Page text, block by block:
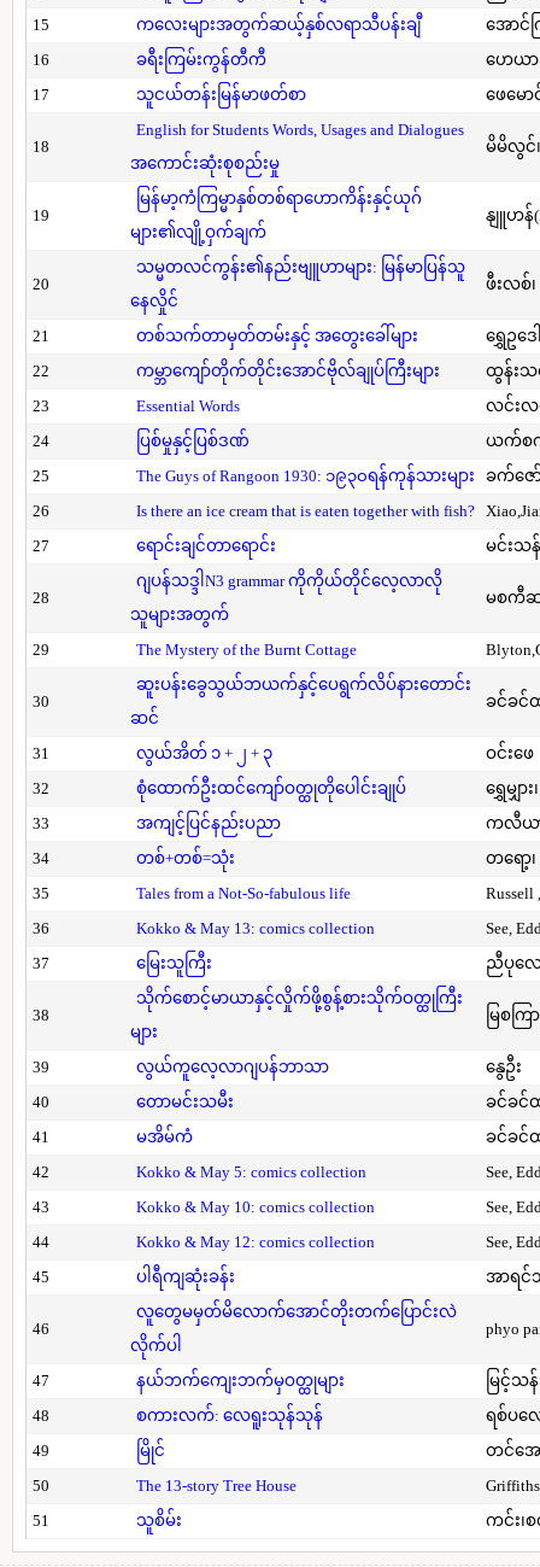
15
ကလေးများအတွက်ဆယ့်နှစ်လရာသီပန်းချီ
အောင်
16
ခရီးကြမ်းကွန်တီကီ
ဟေယာ
17
သူငယ်တန်းမြန်မာဖတ်စာ ဖေမော
18
English for Students Words, Usages and Dialogues
အကောင်းဆုံးစုစည်းမှု
မိမိလွင်၊
19
မြန်မာ့ကံကြမ္မာနှစ်တစ်ရာဟောကိန်းနှင့်ယုဂ်
များ၏လျို့ဝှက်ချက်
နျူဟန်
20
သမ္မတလင်ကွန်း၏နည်းဗျူဟာများ: မြန်မာပြန်သူ
နေလှိုင်
ဖီးလစ်
21 တစ်သက်တာမှတ်တမ်းနှင့် အတွေးခေါ်များ
ရွှေဥဒေ
22
ကမ္ဘာကျော်တိုက်တိုင်းအောင်ဗိုလ်ချုပ်ကြီးများ
ထွန်းသ
23
Essential Words
လင်းလ
24
ပြစ်မှုနှင့်ပြစ်ဒဏ်
ယက်စကီ
25
The Guys of Rangoon 1930: ၁၉၃၀ရန်ကုန်သားများ
ခက်ဇေ
26
Is there an ice cream that is eaten together with fish?
27
ရောင်းချင်တာရောင်း မင်းသ
28
ဂျပန်သဒ္ဒါN3 grammar ကိုကိုယ်တိုင်လေ့လာလို
သူများအတွက်
မစကီ
29 The Mystery of the Burnt Cottage
30
ဆူးပန်းခွေသွယ်ဘယက်နှင့်ပေရွက်လိပ်နားတောင်း
ဆင်
ခင်ခင်
31 လွယ်အိတ် ၁ + ၂ + ၃
ဝင်းဖေ
32
စုံထောက်ဦးထင်ကျော်ဝတ္ထုတိုပေါင်းချုပ်
ရွှေမျှား
33
အကျင့်ပြင်နည်းပညာ
ကလီယာ
34
တစ်+တစ်=သုံး
တရော့၊
35
Tales from a Not-So-fabulous life
Russell
36
Kokko & May 13: comics collection
See,
37
မြေးသူကြီး ညီပုလေ
38
သိုက်စောင့်မာယာနှင့်လှိုက်ဖို့စွန့်စားသိုက်ဝတ္ထုကြီး
များ
မြစကြာ
39 လွယ်ကူလေ့လာဂျပန်ဘာသာ
နွေဦး
40
တောမင်းသမီး
ခင်ခင်
41
မအိမ်ကံ
ခင်ခင်
42
Kokko & May 5: comics collection
See,
43
Kokko & May 10: comics collection
See,
44
Kokko & May 12: comics collection
See,
45
ပါရီကျဆုံးခန်း အာရင်
46
လူတွေမမှတ်မိလောက်အောင်တိုးတက်ပြောင်းလဲ
လိုက်ပါ
phyo
47 နယ်ဘက်ကျေးဘက်မှဝတ္ထုများ
မြင့်သန်
48
စကားလက်: လေရူးသုန်သုန်
ရစ်ပလ
49
မြိုင်
တင်အေ
50
The 13-story Tree House
51
သူစိမ်း ကင်း၊